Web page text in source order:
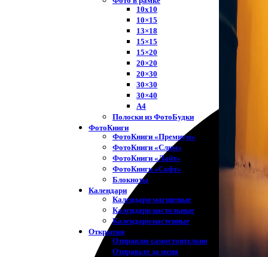
10х10
10×15
13×18
15×15
15×20
20×20
20×30
30×30
30×40
A4
Полоски из ФотоБудки
ФотоКниги
ФотоКниги «Премиум»
ФотоКниги «Слим»
ФотоКниги «Лайт»
ФотоКниги «Софт»
Блокноты
Календари
Календари магнитные
Календари настольные
Календари настенные
Открытки
Отправлю самостоятельно
Отправьте за меня